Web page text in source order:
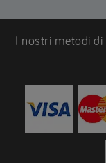
I nostri metodi